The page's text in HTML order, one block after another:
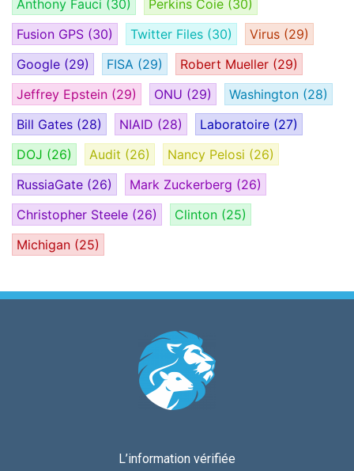
Anthony Fauci (30) Perkins Coie (30)
Fusion GPS (30) Twitter Files (30) Virus (29)
Google (29) FISA (29) Robert Mueller (29)
Jeffrey Epstein (29) ONU (29) Washington (28)
Bill Gates (28) NIAID (28) Laboratoire (27)
DOJ (26) Audit (26) Nancy Pelosi (26)
RussiaGate (26) Mark Zuckerberg (26)
Christopher Steele (26) Clinton (25)
Michigan (25)
L’information vérifiée